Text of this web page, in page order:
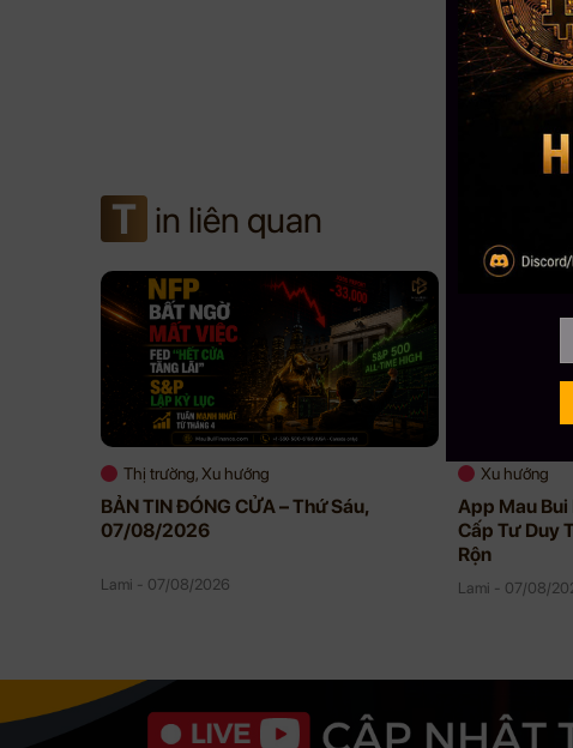
T in liên quan
Thị trường, Xu hướng
BẢN TIN ĐÓNG CỬA – Thứ Sáu,
07/08/2026
Lami - 07/08/2026
Xu hướng
App Mau Bui
Cấp Tư Duy
Rộn
Lami - 07/08/